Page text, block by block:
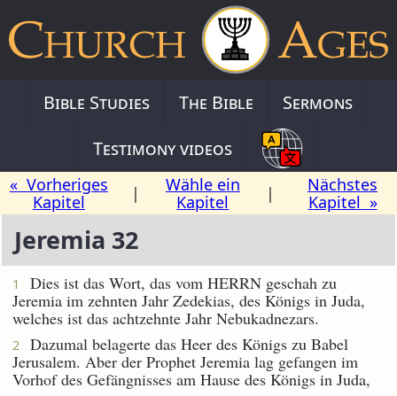
Bible Studies The Bible
Sermons
Testimony videos
« Vorheriges
Kapitel
|
Wähle ein
Kapitel
|
Nächstes
Kapitel »
Jeremia 32
1
Dies ist das Wort, das vom HERRN geschah zu
Jeremia im zehnten Jahr Zedekias, des Königs in Juda,
welches ist das achtzehnte Jahr Nebukadnezars.
2
Dazumal belagerte das Heer des Königs zu Babel
Jerusalem. Aber der Prophet Jeremia lag gefangen im
Vorhof des Gefängnisses am Hause des Königs in Juda,